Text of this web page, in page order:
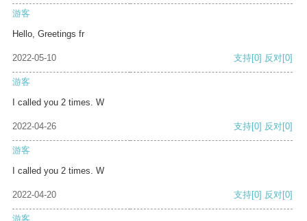
游客
Hello, Greetings fr
2022-05-10 支持[0] 反对[0]
游客
I called you 2 times. W
2022-04-26 支持[0] 反对[0]
游客
I called you 2 times. W
2022-04-20 支持[0] 反对[0]
游客